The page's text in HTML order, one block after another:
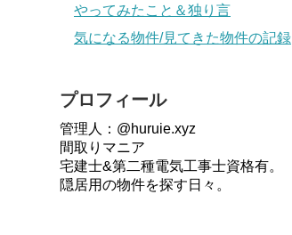
やってみたこと＆独り言
気になる物件/見てきた物件の記録
プロフィール
管理人：@huruie.xyz
間取りマニア
宅建士&第二種電気工事士資格有。
隠居用の物件を探す日々。